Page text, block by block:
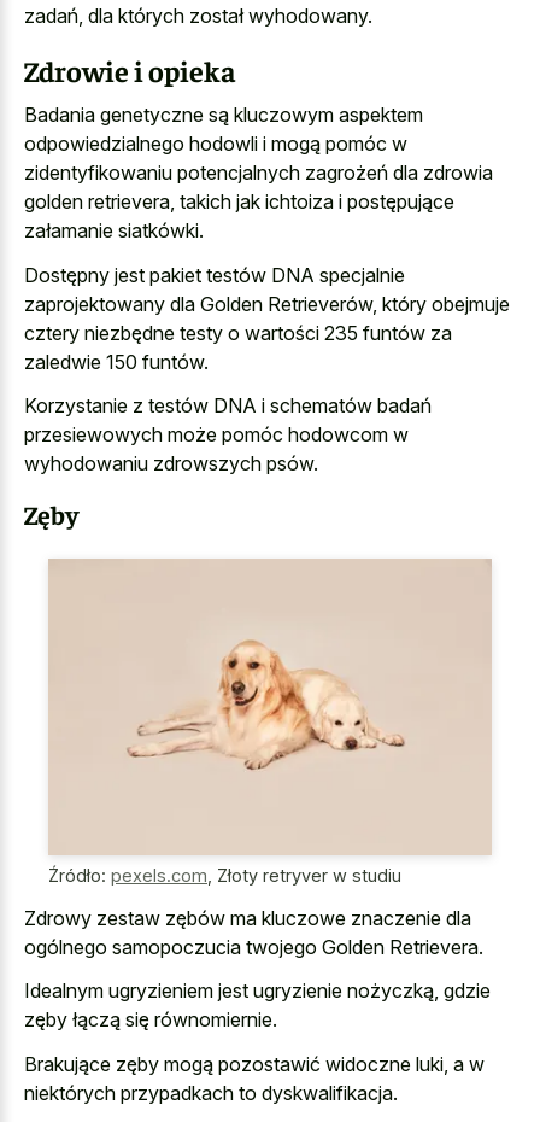
zadań, dla których został wyhodowany.
Zdrowie i opieka
Badania genetyczne są kluczowym aspektem
odpowiedzialnego hodowli i mogą pomóc w
zidentyfikowaniu potencjalnych zagrożeń dla zdrowia
golden retrievera, takich jak ichtoiza i postępujące
załamanie siatkówki.
Dostępny jest pakiet testów DNA specjalnie
zaprojektowany dla Golden Retrieverów, który obejmuje
cztery niezbędne testy o wartości 235 funtów za
zaledwie 150 funtów.
Korzystanie z testów DNA i schematów badań
przesiewowych może pomóc hodowcom w
wyhodowaniu zdrowszych psów.
Zęby
Źródło: pexels.com Złoty retryver w studiu
Zdrowy zestaw zębów ma kluczowe znaczenie dla
ogólnego samopoczucia twojego Golden Retrievera.
Idealnym ugryzieniem jest ugryzienie nożyczką, gdzie
zęby łączą się równomiernie.
Brakujące zęby mogą pozostawić widoczne luki, a w
niektórych przypadkach to dyskwalifikacja.